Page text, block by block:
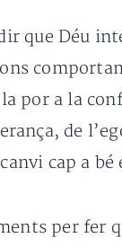
que Déu
por a la
de
cap a
per fer